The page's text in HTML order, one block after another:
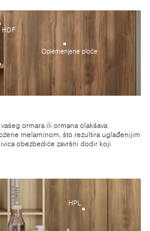
Oplemenjene ploče
HDF
ormara ili ormana olakšava
melaminom, što rezultira uglađenijim
obezbediće završni dodir koji
HPL